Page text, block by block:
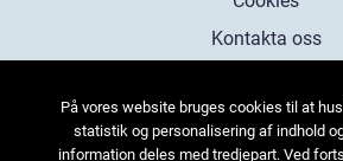
Kontakta oss
På vores website bruges cookies til at
statistik og personalisering af indhold
information deles med tredjepart. Ved